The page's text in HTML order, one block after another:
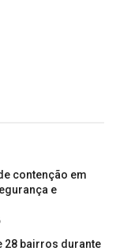
contenção em
e
28 bairros durante